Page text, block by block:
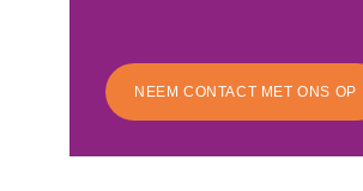
NEEM CONTACT MET ONS OP